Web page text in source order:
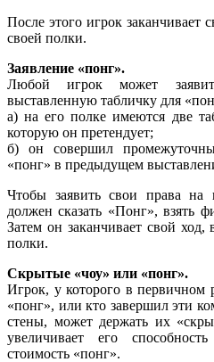
После этого игрок заканчивает
своей полки.
Заявление «понг».
Любой игрок может
выставленную табличку для
а) на его полке имеются две
которую он претендует;
б) он совершил
«понг» в предыдущем
Чтобы заявить свои права на
должен сказать «Понг», взять
Затем он заканчивает свой ход,
полки.
Скрытые «чоу» или «понг».
Игрок, у которого в первичном
«понг», или кто завершил эти
стены, может держать их
увеличивает его
стоимость «понг».